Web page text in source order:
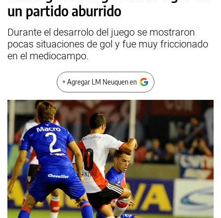
un partido aburrido
Durante el desarrolo del juego se mostraron
pocas situaciones de gol y fue muy friccionado
en el mediocampo.
+ Agregar LM Neuquen en